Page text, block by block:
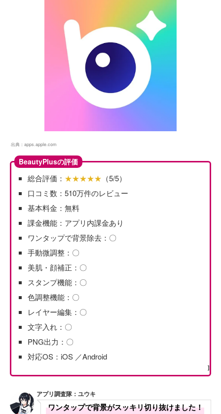
出典： apps.apple.com
BeautyPlusの評価
総合評価： ★★★★★ （5/5）
口コミ数：510万件のレビュー
基本料金：無料
課金機能：アプリ内課金あり
ワンタップで背景除去：〇
手動微調整：〇
美肌・顔補正：〇
スタンプ機能：〇
色調整機能：〇
レイヤー編集：〇
文字入れ：〇
PNG出力：〇
対応OS：iOS ／Android
]
アプリ調査隊：ユウキ
ワンタップで背景がスッキリ切り抜けました！